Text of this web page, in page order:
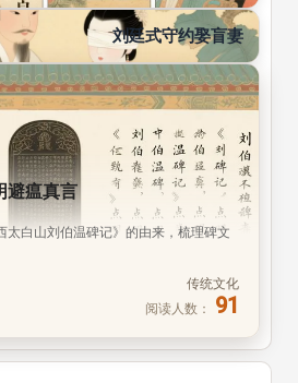
刘廷式守约娶盲妻
传统文化
阅读人数： 94
避瘟真言
太白山刘伯温碑记》的由来，梳理碑文
传统文化
阅读人数：
91